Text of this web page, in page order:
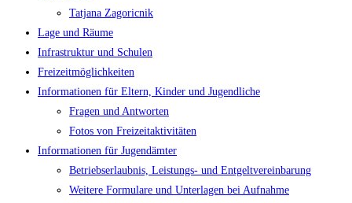
Tatjana Zagoricnik
Lage und Räume
Infrastruktur und Schulen
Freizeitmöglichkeiten
Informationen für Eltern, Kinder und Jugendliche
Fragen und Antworten
Fotos von Freizeitaktivitäten
Informationen für Jugendämter
Betriebserlaubnis, Leistungs- und Entgeltvereinbarung
Weitere Formulare und Unterlagen bei Aufnahme